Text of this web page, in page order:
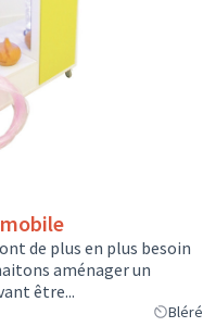
de plus en plus besoin
aménager un
être...
Bléré